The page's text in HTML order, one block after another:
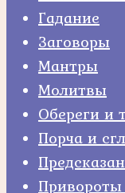
Гадание
Заговоры
Мантры
Молитвы
Обереги и
Порча и